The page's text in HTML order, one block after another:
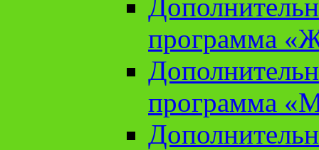
программа
программа